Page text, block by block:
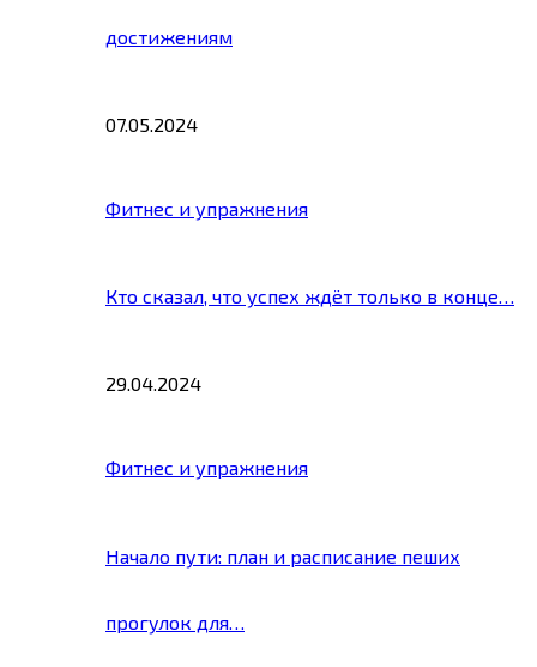
достижениям
07.05.2024
Фитнес и упражнения
Кто сказал, что успех ждёт только в конце…
29.04.2024
Фитнес и упражнения
Начало пути: план и расписание пеших
прогулок для…